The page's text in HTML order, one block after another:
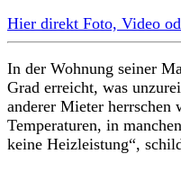
Hier direkt Foto, Video
In der Wohnung seiner
Grad erreicht, was
anderer Mieter herrschen
Temperaturen, in
keine Heizleistung“,